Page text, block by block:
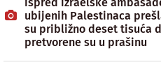
ubijenih Palestinaca
su približno deset tisuća
pretvorene su u prašinu